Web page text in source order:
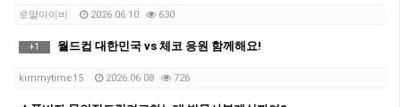
로얄아이비 2026.06.10 630
+1 월드컵 대한민국 vs 체코 응원 함께해요!
kimmytime15 2026.06.08 726